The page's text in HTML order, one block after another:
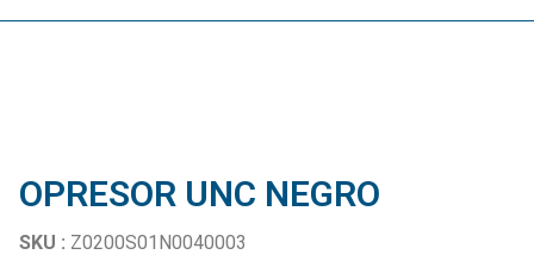
OPRESOR UNC NEGRO
SKU : Z0200S01N0040003